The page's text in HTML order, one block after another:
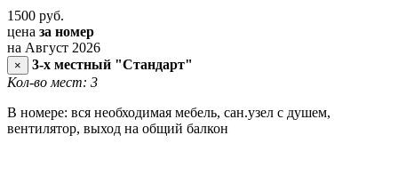
1500 руб.
цена за номер
на Август 2026
×
3-х местный "Стандарт"
Кол-во мест: 3
В номере: вся необходимая мебель, сан.узел с душем,
вентилятор, выход на общий балкон